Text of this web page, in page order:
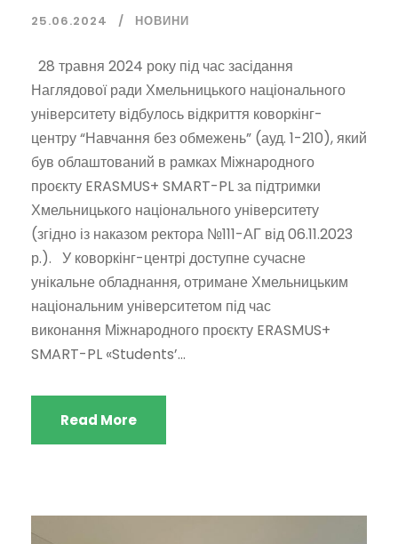
25.06.2024 НОВИНИ
28 травня 2024 року під час засідання
Наглядової ради Хмельницького національного
університету відбулось відкриття коворкінг-
центру “Навчання без обмежень” (ауд. 1-210), який
був облаштований в рамках Міжнародного
проєкту ERASMUS+ SMART-PL за підтримки
Хмельницького національного університету
(згідно із наказом ректора №111-АГ від 06.11.2023
р.). У коворкінг-центрі доступне сучасне
унікальне обладнання, отримане Хмельницьким
національним університетом під час
виконання Міжнародного проєкту ERASMUS+
SMART-PL «Students’...
Read More